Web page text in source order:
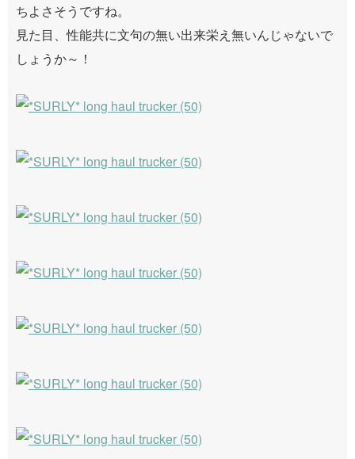
ちよさそうですね。
見た目、性能共に文句の無い出来栄え無いんじゃないで
しょうか～！